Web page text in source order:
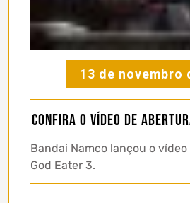
13 de novembro
Confira o vídeo de
Bandai Namco lançou o
God Eater 3.